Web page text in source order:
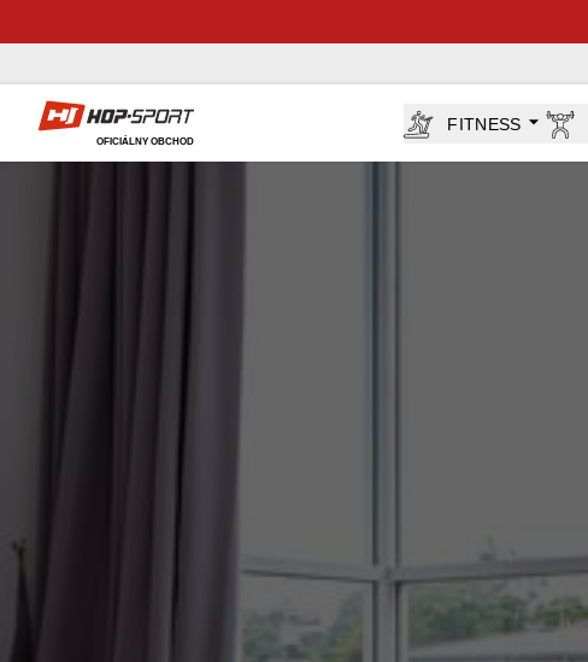
Hop-Sport.sk
OFICIÁLNY OBCHOD
FITNESS